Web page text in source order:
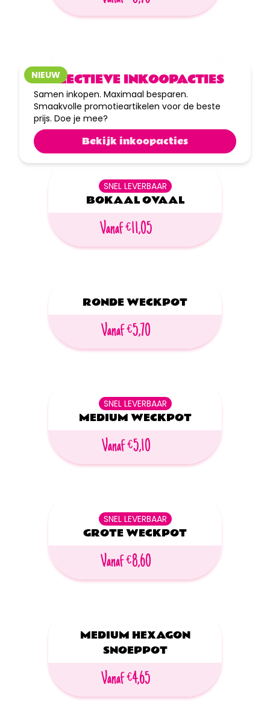
MAXI GLAZEN BOKAAL
Vanaf €12,40
SNEL LEVERBAAR
BOKAAL OVAAL
Vanaf €11,05
RONDE WECKPOT
Vanaf €5,70
SNEL LEVERBAAR
MEDIUM WECKPOT
Vanaf €5,10
SNEL LEVERBAAR
GROTE WECKPOT
Vanaf €8,60
MEDIUM HEXAGON
SNOEPPOT
Vanaf €4,65
NIEUW
COLLECTIEVE INKOOPACTIES
Samen inkopen. Maximaal besparen.
Smaakvolle promotieartikelen voor de beste
prijs. Doe je mee?
Bekijk inkoopacties